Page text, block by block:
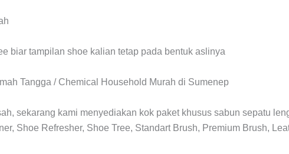
biar tampilan shoe kalian tetap pada bentuk aslinya
sekarang kami menyediakan kok paket khusus sabun sepatu
Shoe Refresher, Shoe Tree, Standart Brush, Premium Brush,